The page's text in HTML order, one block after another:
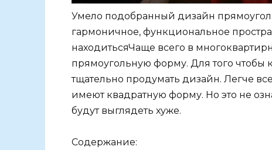
Умело подобранный дизайн
гармоничное, функциональное
находитьсяЧаще всего в
прямоугольную форму. Для того чтобы
тщательно продумать дизайн. Легче
имеют квадратную форму. Но это не
будут выглядеть хуже.
Содержание: